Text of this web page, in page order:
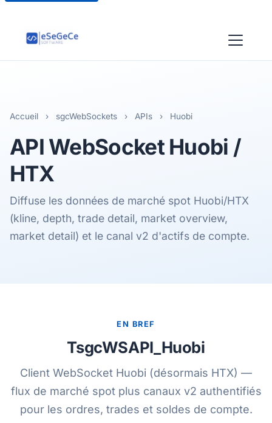
Accueil › sgcWebSockets › APIs › Huobi
API WebSocket Huobi /
HTX
Diffuse les données de marché spot Huobi/HTX
(kline, depth, trade detail, market overview,
market detail) et le canal v2 d'actifs de compte.
EN BREF
TsgcWSAPI_Huobi
Client WebSocket Huobi (désormais HTX) —
flux de marché spot plus canaux v2 authentifiés
pour les ordres, trades et soldes de compte.